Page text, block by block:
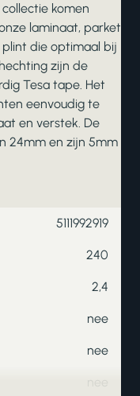
komen
laminaat, parket
die optimaal bij
zijn de
Tesa tape. Het
eenvoudig te
en verstek. De
24mm en zijn 5mm
5111992919
240
2,4
nee
nee
nee